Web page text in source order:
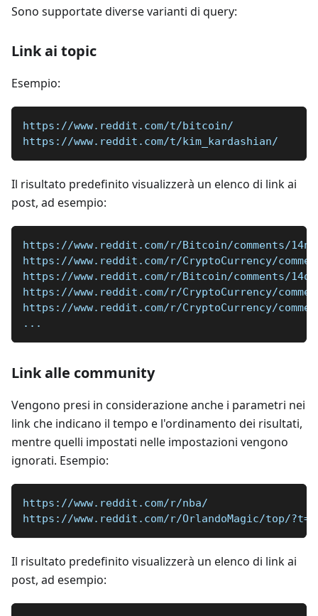
Sono supportate diverse varianti di query:
Link ai topic
Esempio:
https://www.reddit.com/t/bitcoin/
https://www.reddit.com/t/kim_kardashian/
Il risultato predefinito visualizzerà un elenco di link ai
post, ad esempio:
https://www.reddit.com/r/Bitcoin/comments/
https://www.reddit.com/r/CryptoCurrency/
https://www.reddit.com/r/Bitcoin/comments/
https://www.reddit.com/r/CryptoCurrency/
https://www.reddit.com/r/CryptoCurrency/
...
Link alle community
Vengono presi in considerazione anche i parametri nei
link che indicano il tempo e l'ordinamento dei risultati,
mentre quelli impostati nelle impostazioni vengono
ignorati. Esempio:
https://www.reddit.com/r/nba/
https://www.reddit.com/r/OrlandoMagic/top/
Il risultato predefinito visualizzerà un elenco di link ai
post, ad esempio: